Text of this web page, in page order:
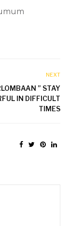
NEXT
” STAY
IN DIFFICULT
TIMES